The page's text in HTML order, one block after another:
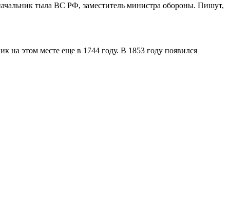
тыла ВС РФ, заместитель министра обороны. Пишут,
на этом месте еще в 1744 году. В 1853 году появился